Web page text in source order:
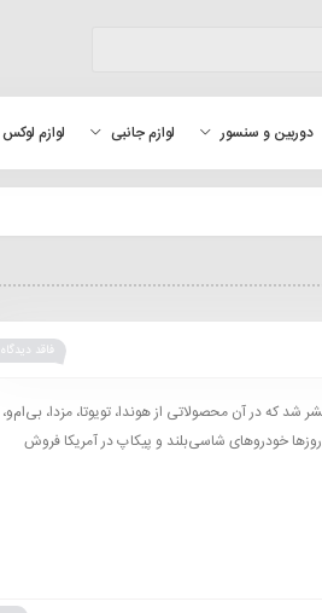
دوربین و سنسور لوازم جانبی لوازم لوکس
فاقد دیدگاه
سال ۲۰۱۹ برای مالکیت منتشر شد که در آن محصولاتی از هوندا، تویوتا، مزدا، بی‌ام‌و،
خودروهای شاسی‌بلند و پیکاپ در آمریکا فروش